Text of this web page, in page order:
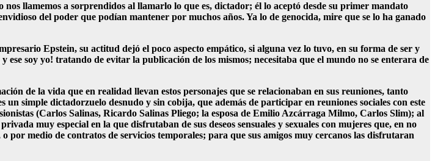
llamemos a sorprendidos al llamarlo lo que es, dictador; él lo aceptó desde su primer mandato
del poder que podían mantener por muchos años. Ya lo de genocida, mire que se lo ha ganado
Epstein, su actitud dejó el poco aspecto empático, si alguna vez lo tuvo, en su forma de ser y
soy yo! tratando de evitar la publicación de los mismos; necesitaba que el mundo no se enterara de
de la vida que en realidad llevan estos personajes que se relacionaban en sus reuniones, tanto
simple dictadorzuelo desnudo y sin cobija, que además de participar en reuniones sociales con este
(Carlos Salinas, Ricardo Salinas Pliego; la esposa de Emilio Azcárraga Milmo, Carlos Slim); al
muy especial en la que disfrutaban de sus deseos sensuales y sexuales con mujeres que, en no
por medio de contratos de servicios temporales; para que sus amigos muy cercanos las disfrutaran